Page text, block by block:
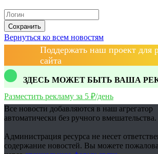
Сохранить
Вернуться ко всем новостям
Поддержать наш проект для
сайта
ЗДЕСЬ МОЖЕТ БЫТЬ ВАША
Разместить рекламу за 5 ₽/день
Все новости добавляются в наш агрегатор
автоматически без ручного вмешательства.
Администрация ресурса не несет
содержание новостей. Вы можете